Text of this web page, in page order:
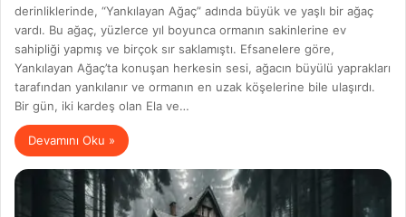
derinliklerinde, “Yankılayan Ağaç” adında büyük ve yaşlı bir ağaç
vardı. Bu ağaç, yüzlerce yıl boyunca ormanın sakinlerine ev
sahipliği yapmış ve birçok sır saklamıştı. Efsanelere göre,
Yankılayan Ağaç’ta konuşan herkesin sesi, ağacın büyülü yaprakları
tarafından yankılanır ve ormanın en uzak köşelerine bile ulaşırdı.
Bir gün, iki kardeş olan Ela ve…
Devamını Oku »